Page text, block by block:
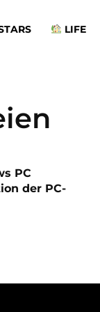
LIFE
PC
der PC-